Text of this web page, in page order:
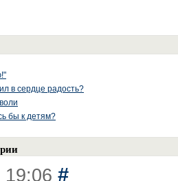
в сердце радость?
бы к детям?
19:06 #